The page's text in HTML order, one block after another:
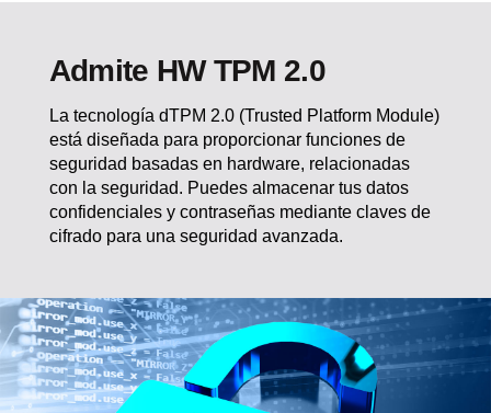
está diseñada para proporcionar funciones de
seguridad basadas en hardware, relacionadas
con la seguridad. Puedes almacenar tus datos
confidenciales y contraseñas mediante claves de
cifrado para una seguridad avanzada.